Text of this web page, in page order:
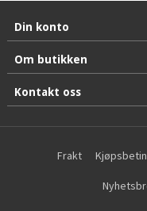
Din konto
Om butikken
Kontakt oss
Frakt